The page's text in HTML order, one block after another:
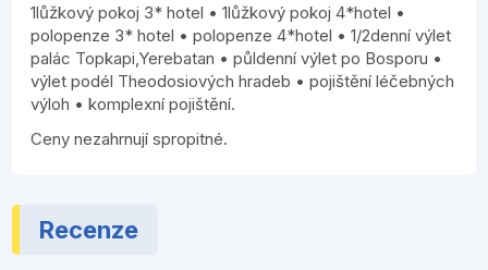
1lůžkový pokoj 3* hotel • 1lůžkový pokoj 4*hotel •
polopenze 3* hotel • polopenze 4*hotel ­• 1/2denní výlet
palác Topkapi,Yerebatan • půldenní výlet po Bosporu •
výlet podél Theodosiových hradeb • pojištění léčebných
výloh • komplexní pojištění.
Ceny nezahrnují spropitné.
Recenze